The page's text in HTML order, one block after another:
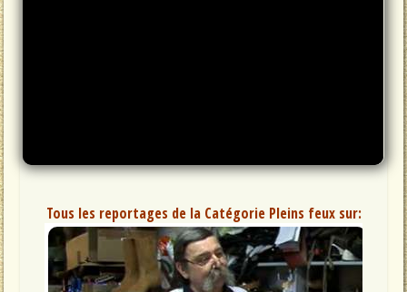
Tous les reportages de la Catégorie Pleins feux sur: